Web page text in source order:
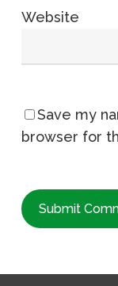
Website
Save my
browser for